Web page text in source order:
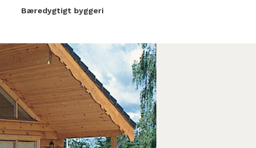
Bæredygtigt byggeri